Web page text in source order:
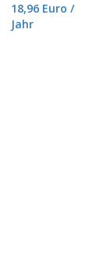
18,96 Euro /
Jahr